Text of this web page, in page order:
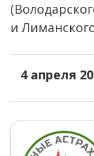
и
4 апреля